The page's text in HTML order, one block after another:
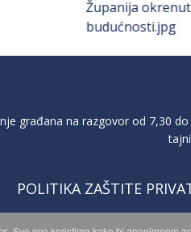
građana na razgovor od 7,30
POLITIKA ZAŠTITE